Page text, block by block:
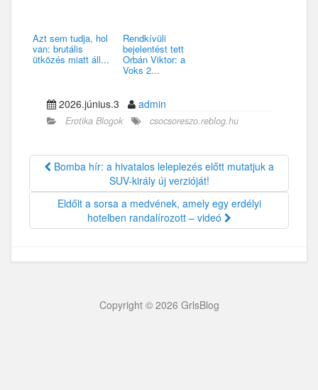
Azt sem tudja, hol
van: brutális
ütközés miatt áll...
Rendkívüli
bejelentést tett
Orbán Viktor: a
Voks 2...
2026.június.3 admin
Erotika Blogok csocsoreszo.reblog.hu
Bomba hír: a hivatalos leleplezés előtt mutatjuk a
SUV-király új verzióját!
Eldőlt a sorsa a medvének, amely egy erdélyi
hotelben randalírozott – videó
Copyright © 2026 GrlsBlog